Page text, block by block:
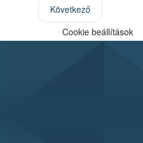
Következő
Cookie beállítások